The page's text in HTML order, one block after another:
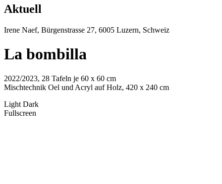
Aktuell
Irene Naef, Bürgenstrasse 27, 6005 Luzern, Schweiz
La bombilla
2022/2023, 28 Tafeln je 60 x 60 cm
Mischtechnik Oel und Acryl auf Holz, 420 x 240 cm
Light Dark
Fullscreen